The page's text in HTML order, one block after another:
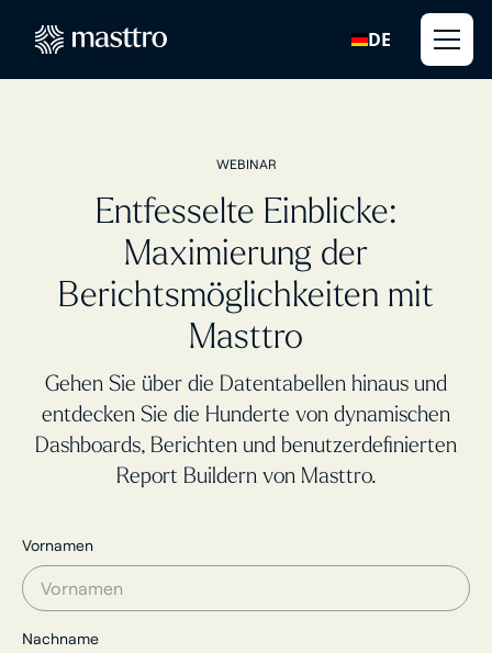
DE
WEBINAR
Entfesselte Einblicke:
Maximierung der
Berichtsmöglichkeiten mit
Masttro
Gehen Sie über die Datentabellen hinaus und
entdecken Sie die Hunderte von dynamischen
Dashboards, Berichten und benutzerdefinierten
Report Buildern von Masttro.
Vornamen
Nachname